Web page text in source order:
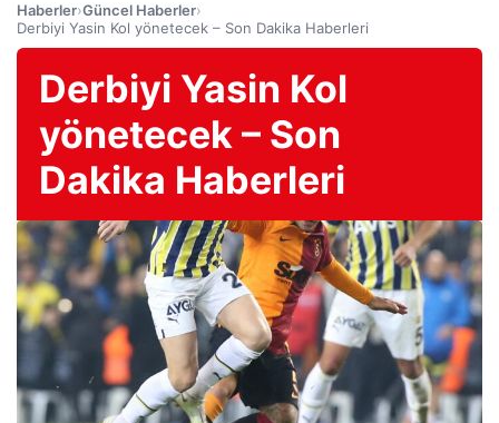
Haberler›Güncel Haberler›
Derbiyi Yasin Kol yönetecek – Son Dakika Haberleri
Derbiyi Yasin Kol
yönetecek – Son
Dakika Haberleri